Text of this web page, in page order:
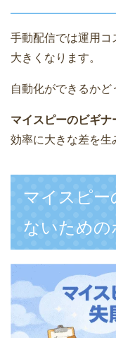
手動配信では運用コ
大きくなります。
自動化ができるかど
マイスピーのビギ
効率に大きな差を生
マイスピー
ないための